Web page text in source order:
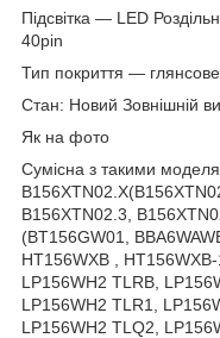
Підсвітка — LED
40pin
Тип покриття —
Стан: Новий Зовнішній
Як на фото
Сумісна з такими
B156XTN02.3,
(BT156GW01,
HT156WXB ,
LP156WH2 TLRB,
LP156WH2 TLR1,
LP156WH2 TLQ2,